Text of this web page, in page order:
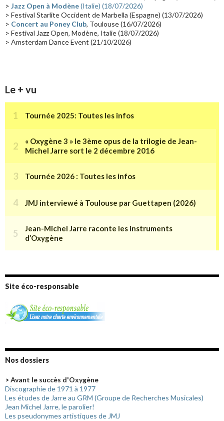
Tournée 2025(14) 2024(14) Chine(13)
> Jazz Open à Modène(Italie) (18/07/2026)
> Festival Starlite Occident de Marbella (Espagne) (13/07/2026)
> Concert au Poney Club, Toulouse (16/07/2026)
> Festival Jazz Open, Modène, Italie (18/07/2026)
> Amsterdam Dance Event (21/10/2026)
Le + vu
Site éco-responsable
Nos dossiers
> Avant le succès d'Oxygène
Discographie de 1971 à 1977
Les études de Jarre au GRM (Groupe de Recherches Musicales)
Jean Michel Jarre, le parolier!
Les pseudonymes artistiques de JMJ